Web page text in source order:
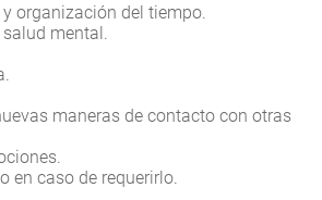
organización del tiempo.
mental.
maneras de contacto con otras
en caso de requerirlo.